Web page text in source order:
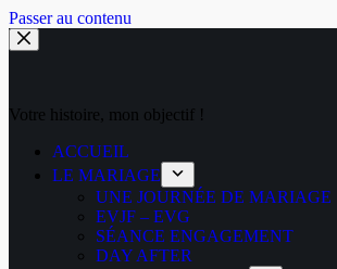
Passer au contenu
Votre histoire, mon objectif !
ACCUEIL
LE MARIAGE
UNE JOURNÉE DE MARIAGE
EVJF – EVG
SÉANCE ENGAGEMENT
DAY AFTER